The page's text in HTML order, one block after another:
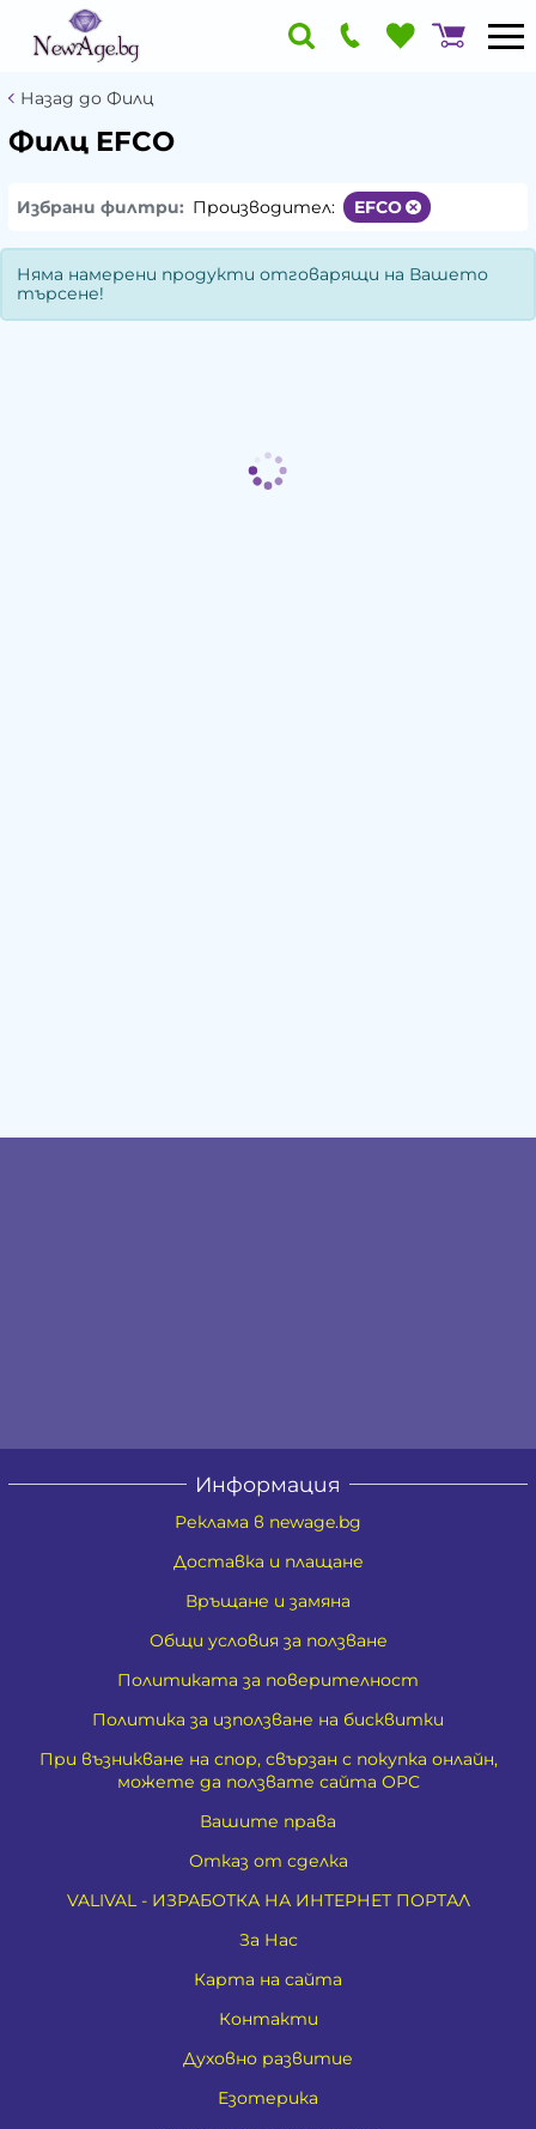
Назад до Филц
Филц EFCO
Избрани филтри: Производител: EFCO
Няма намерени продукти отговарящи на Вашето
търсене!
Информация
Реклама в newage.bg
Доставка и плащане
Връщане и замяна
Общи условия за ползване
Политиката за поверителност
Политика за използване на бисквитки
При възникване на спор, свързан с покупка онлайн,
можете да ползвате сайта ОРС
Вашите права
Отказ от сделка
VALIVAL - ИЗРАБОТКА НА ИНТЕРНЕТ ПОРТАЛ
За Нас
Карта на сайта
Контакти
Духовно развитие
Езотерика